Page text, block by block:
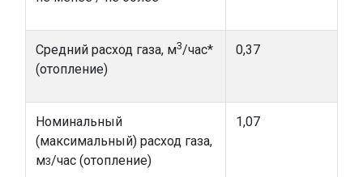
Средний расход газа, м3/час*
(отопление)
0,37
Номинальный
(максимальный) расход газа,
м3/час (отопление)
1,07